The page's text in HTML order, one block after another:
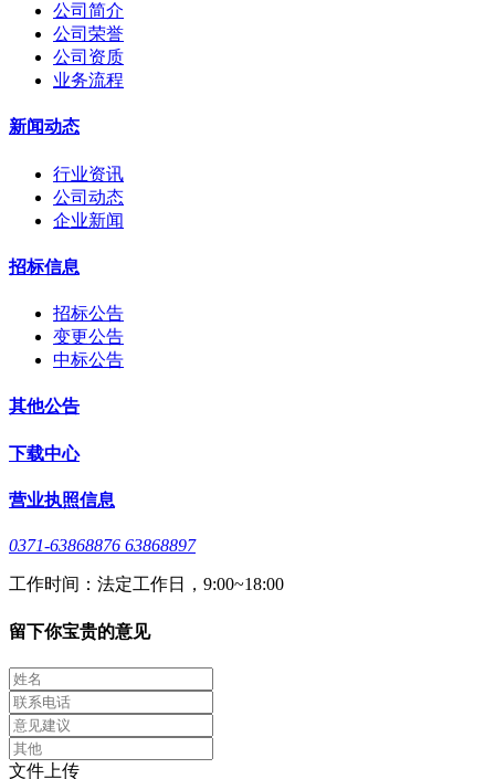
公司简介
公司荣誉
公司资质
业务流程
新闻动态
行业资讯
公司动态
企业新闻
招标信息
招标公告
变更公告
中标公告
其他公告
下载中心
营业执照信息
0371-63868876 63868897
工作时间：法定工作日，9:00~18:00
留下你宝贵的意见
文件上传